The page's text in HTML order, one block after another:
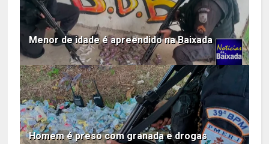
Menor de idade é apreendido na Baixada
Homem é preso com granada e drogas